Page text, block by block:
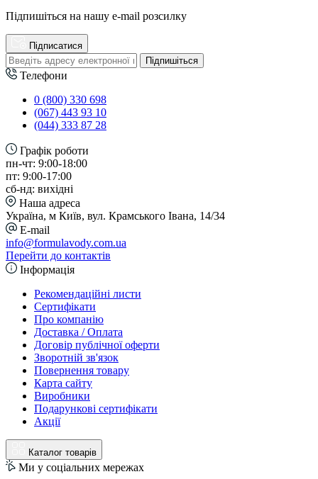
Підпишіться на нашу e-mail розсилку
Підписатися
Підпишіться
Телефони
0 (800) 330 698
(067) 443 93 10
(044) 333 87 28
Графік роботи
пн-чт: 9:00-18:00
пт: 9:00-17:00
сб-нд: вихідні
Наша адреса
Україна, м Київ, вул. Крамського Івана, 14/34
E-mail
info@formulavody.com.ua
Перейти до контактів
Інформація
Рекомендаційні листи
Сертифікати
Про компанію
Доставка / Оплата
Договір публічної оферти
Зворотній зв'язок
Повернення товару
Карта сайту
Виробники
Подарункові сертифікати
Акції
Каталог товарів
Ми у соціальних мережах